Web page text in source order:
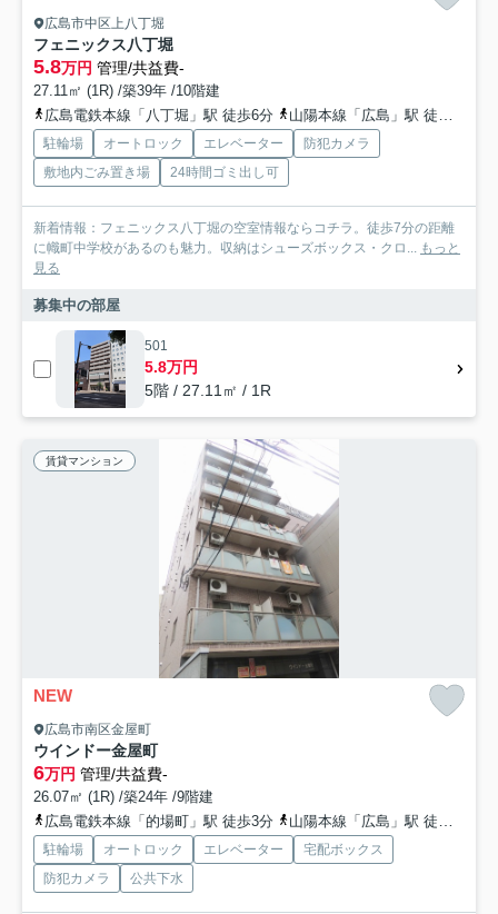
広島市中区上八丁堀
フェニックス八丁堀
5.8万円 管理/共益費-
27.11㎡ (1R) /築39年 /10階建
広島電鉄本線「八丁堀」駅 徒歩6分
山陽本線「広島」駅 徒歩15分
駐輪場 オートロック エレベーター
防犯カメラ
敷地内ごみ置き場
24時間ゴミ出し可
新着情報：フェニックス八丁堀の空室情報ならコチラ。徒歩7分の距離
に幟町中学校があるのも魅力。収納はシューズボックス・クロ... もっと
見る
募集中の部屋
501
5.8万円
5階 / 27.11㎡ / 1R
賃貸マンション
NEW
広島市南区金屋町
ウインドー金屋町
6万円 管理/共益費-
26.07㎡ (1R) /築24年 /9階建
広島電鉄本線「的場町」駅 徒歩3分
山陽本線「広島」駅 徒歩12分
駐輪場 オートロック エレベーター
宅配ボックス
防犯カメラ
公共下水